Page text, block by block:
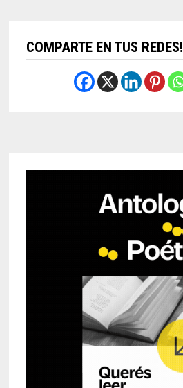
COMPARTE EN TUS REDES!